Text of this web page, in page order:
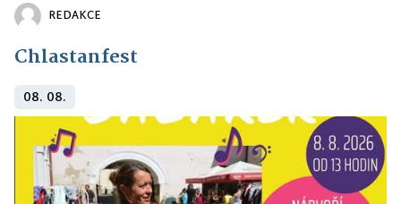
REDAKCE
Chlastanfest
08. 08.